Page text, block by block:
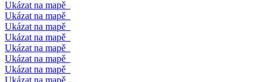
Ukázat na mapě
Ukázat na mapě
Ukázat na mapě
Ukázat na mapě
Ukázat na mapě
Ukázat na mapě
Ukázat na mapě